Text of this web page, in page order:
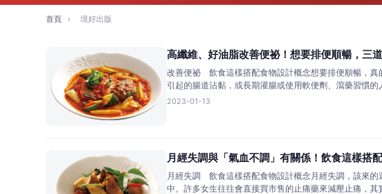
首頁 › 境好出版
高纖維、好油脂改善便祕！想要排便順暢，三
改善便祕 飲食這樣搭配食物設計概念想要排便順暢，真
引起的腸道沾黏，或長期灌腸或使用軟便劑、瀉藥習慣的
2023-01-13
月經失調與「氣血不調」有關係！飲食這樣搭
月經失調 飲食這樣搭配食物設計概念月經失調，該來
中。許多女生往往會直接買市售的止痛藥來減壓止痛，其